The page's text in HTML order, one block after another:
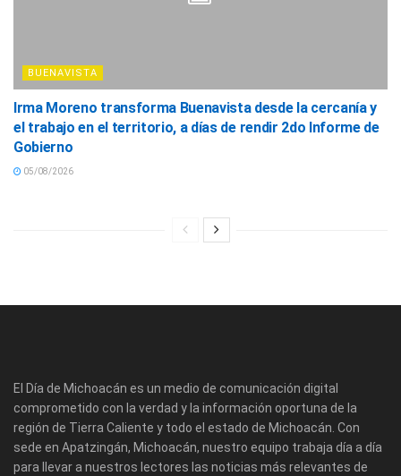
BUENAVISTA
Irma Moreno transforma Buenavista desde la cercanía y
el trabajo en el territorio, a días de rendir 2do Informe de
Gobierno
05/08/2026
El Día de Michoacán es un medio de comunicación digital
comprometido con la verdad y la información oportuna de la
región de Tierra Caliente y todo el estado de Michoacán. Con
sede en Apatzingán, Michoacán, nuestro equipo trabaja día a día
para llevar a nuestros lectores las noticias más relevantes de